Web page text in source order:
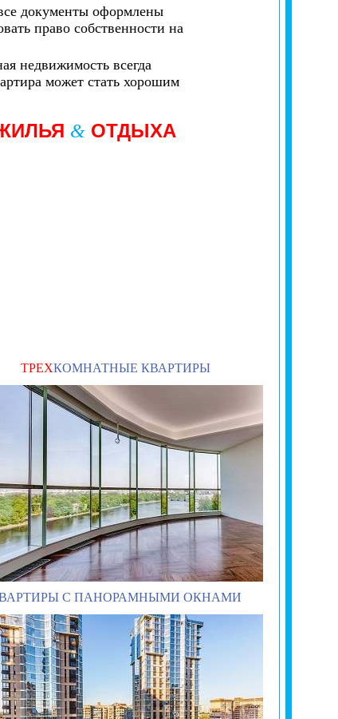
документы оформлены
право собственности на
недвижимость всегда
может стать хорошим
&ОТДЫХА
ТРЕХКОМНАТНЫЕ КВАРТИРЫ
С ПАНОРАМНЫМИ ОКНАМИ